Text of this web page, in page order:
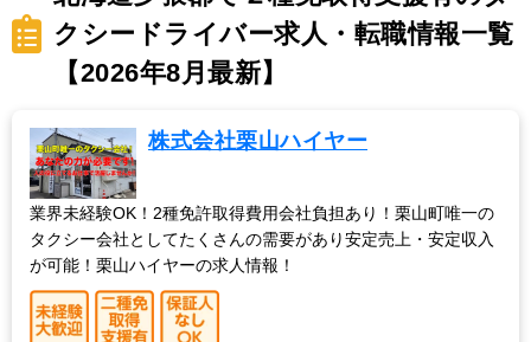
クシードライバー求人・転職情報一覧
【2026年8月最新】
株式会社栗山ハイヤー
業界未経験OK！2種免許取得費用会社負担あり！栗山町唯一の
タクシー会社としてたくさんの需要があり安定売上・安定収入
が可能！栗山ハイヤーの求人情報！